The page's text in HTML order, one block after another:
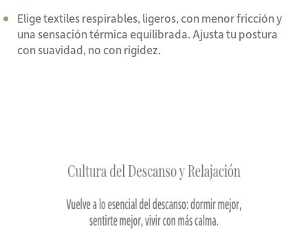
Elige textiles respirables, ligeros, con menor fricción y
una sensación térmica equilibrada. Ajusta tu postura
con suavidad, no con rigidez.